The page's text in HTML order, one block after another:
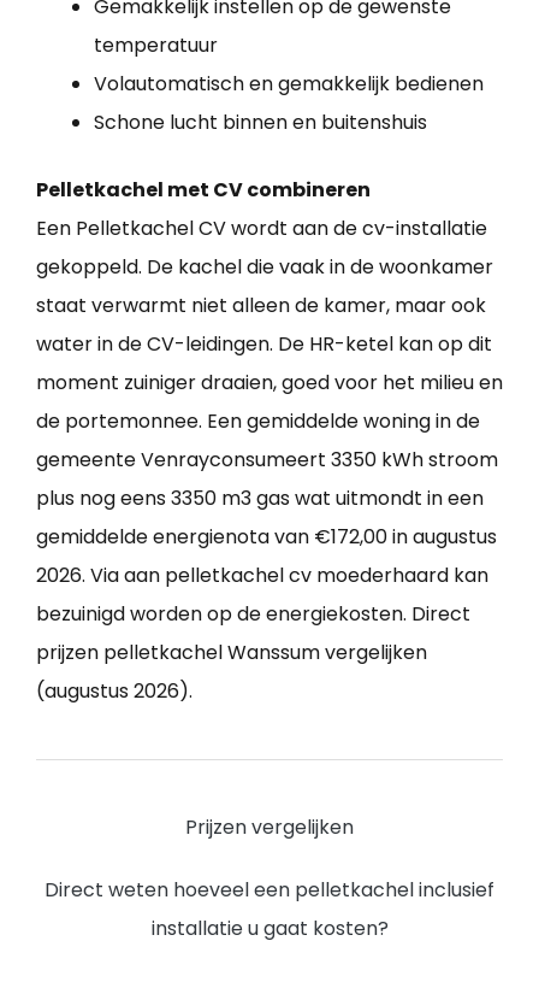
Gemakkelijk instellen op de gewenste
temperatuur
Volautomatisch en gemakkelijk bedienen
Schone lucht binnen en buitenshuis
Pelletkachel met CV combineren
Een Pelletkachel CV wordt aan de cv-installatie
gekoppeld. De kachel die vaak in de woonkamer
staat verwarmt niet alleen de kamer, maar ook
water in de CV-leidingen. De HR-ketel kan op dit
moment zuiniger draaien, goed voor het milieu en
de portemonnee. Een gemiddelde woning in de
gemeente Venrayconsumeert 3350 kWh stroom
plus nog eens 3350 m3 gas wat uitmondt in een
gemiddelde energienota van €172,00 in augustus
2026. Via aan pelletkachel cv moederhaard kan
bezuinigd worden op de energiekosten. Direct
prijzen pelletkachel Wanssum vergelijken
(augustus 2026).
Prijzen vergelijken
Direct weten hoeveel een pelletkachel inclusief
installatie u gaat kosten?